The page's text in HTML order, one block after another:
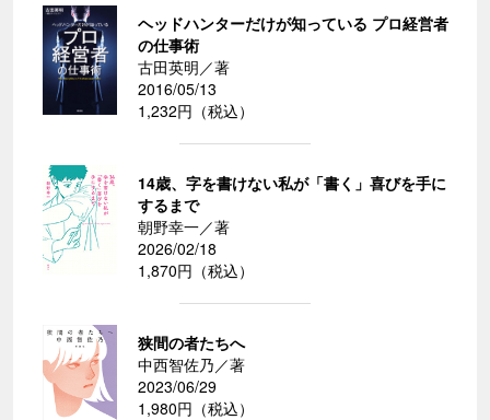
ヘッドハンターだけが知っている プロ経営者
の仕事術
古田英明／著
2016/05/13
1,232円（税込）
14歳、字を書けない私が「書く」喜びを手に
するまで
朝野幸一／著
2026/02/18
1,870円（税込）
狭間の者たちへ
中西智佐乃／著
2023/06/29
1,980円（税込）